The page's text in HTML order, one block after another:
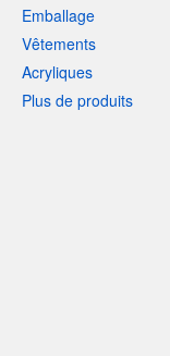
Emballage
Vêtements
Acryliques
Plus de produits